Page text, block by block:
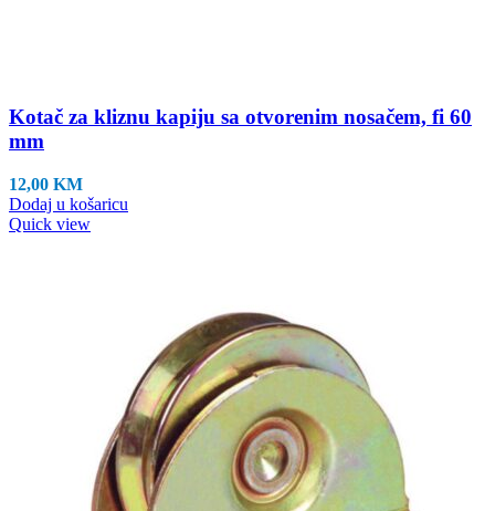
Kotač za kliznu kapiju sa otvorenim nosačem, fi 60
mm
12,00 KM
Dodaj u košaricu
Quick view